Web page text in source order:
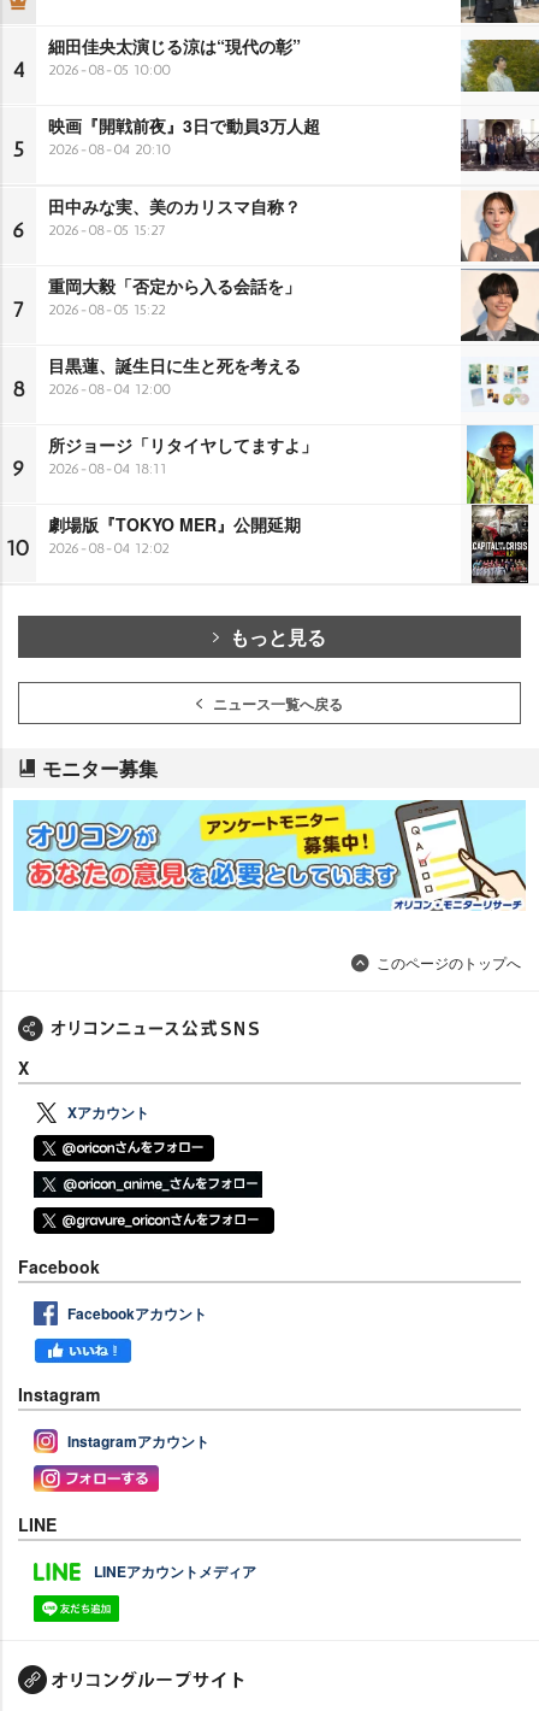
4
細田佳央太演じる涼は“現代の彰”
2026-08-05 10:00
5
映画『開戦前夜』3日で動員3万人超
2026-08-04 20:10
6
田中みな実、美のカリスマ自称？
2026-08-05 15:27
7
重岡大毅「否定から入る会話を」
2026-08-05 15:22
8
目黒蓮、誕生日に生と死を考える
2026-08-04 12:00
9
所ジョージ「リタイヤしてますよ」
2026-08-04 18:11
10
劇場版『TOKYO MER』公開延期
2026-08-04 12:02
もっと見る
ニュース一覧へ戻る
モニター募集
このページのトップへ
X
Xアカウント
Facebook
Facebookアカウント
Instagram
Instagramアカウント
LINE
LINEアカウントメディア